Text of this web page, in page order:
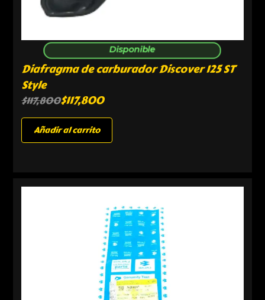
Disponible
Diafragma de carburador Discover 125 ST
Style
$117,800$117,800
Añadir al carrito